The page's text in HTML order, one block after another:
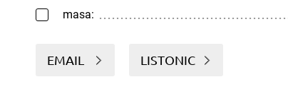
masa:
EMAIL LISTONIC